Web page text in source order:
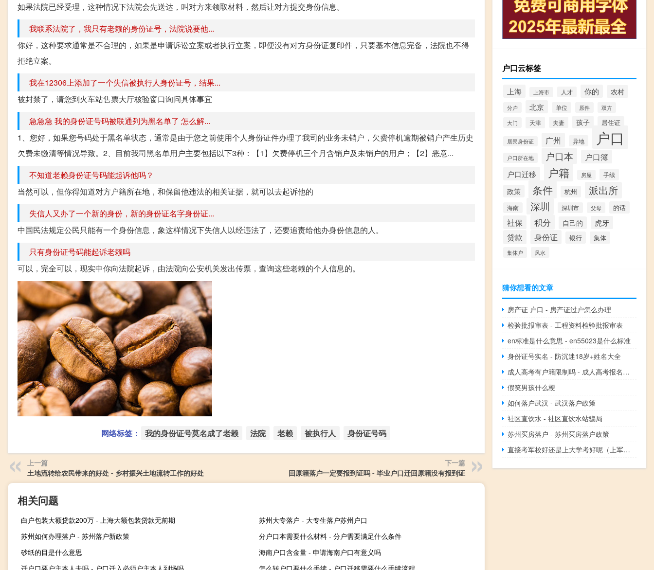
如果法院已经受理，这种情况下法院会先送达，叫对方来领取材料，然后让对方提交身份信息。
我联系法院了，我只有老赖的身份证号，法院说要他...
你好，这种要求通常是不合理的，如果是申请诉讼立案或者执行立案，即便没有对方身份证复印件，只要基本信息完备，法院也不得
拒绝立案。
我在12306上添加了一个失信被执行人身份证号，结果...
被封禁了，请您到火车站售票大厅核验窗口询问具体事宜
急急急 我的身份证号码被联通列为黑名单了 怎么解...
1、您好，如果您号码处于黑名单状态，通常是由于您之前使用个人身份证件办理了我司的业务未销户，欠费停机逾期被销户产生历史
欠费未缴清等情况导致。2、目前我司黑名单用户主要包括以下3种：【1】欠费停机三个月含销户及未销户的用户；【2】恶意...
不知道老赖身份证号码能起诉他吗？
当然可以，但你得知道对方户籍所在地，和保留他违法的相关证据，就可以去起诉他的
失信人又办了一个新的身份，新的身份证名字身份证...
中国民法规定公民只能有一个身份信息，象这样情况下失信人以经违法了，还要追责给他办身份信息的人。
只有身份证号码能起诉老赖吗
可以，完全可以，现实中你向法院起诉，由法院向公安机关发出传票，查询这些老赖的个人信息的。
网络标签： 我的身份证号莫名成了老赖 法院 老赖 被执行人 身份证号码
上一篇
土地流转给农民带来的好处 - 乡村振兴土地流转工作的好处
下一篇
回原籍落户一定要报到证吗 - 毕业户口迁回原籍没有报到证
相关问题
白户包装大额贷款200万 - 上海大额包装贷款无前期
苏州大专落户 - 大专生落户苏州户口
苏州如何办理落户 - 苏州落户新政策
分户口本需要什么材料 - 分户需要满足什么条件
砂纸的目是什么意思
海南户口含金量 - 申请海南户口有意义吗
迁户口要户主本人去吗 - 户口迁入必须户主本人到场吗
怎么转户口要什么手续 - 户口迁移需要什么手续流程
户口云标签
上海 上海市 人才 你的 农村
分户 北京 单位 原件
双方
大门
天津 夫妻 孩子 居住证
居民身份证 广州 异地 户口
户口所在地 户口本
户口簿
户口迁移
户籍 房屋 手续
政策 条件 杭州 派出所
海南 深圳 深圳市 父母 的话
社保 积分 自己的 虎牙
贷款 身份证 银行 集体
集体户 风水
猜你想看的文章
房产证 户口 - 房产证过户怎么办理
检验批报审表 - 工程资料检验批报审表
en标准是什么意思 - en55023是什么标准
身份证号实名 - 防沉迷18岁+姓名大全
成人高考有户籍限制吗 - 成人高考报名有户籍限制吗
假笑男孩什么梗
如何落户武汉 - 武汉落户政策
社区直饮水 - 社区直饮水站骗局
苏州买房落户 - 苏州买房落户政策
直接考军校好还是上大学考好呢（上军校好还是上大学好）